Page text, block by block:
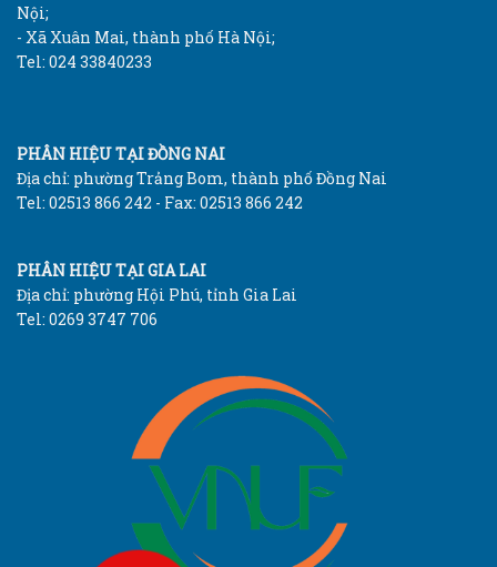
Nội;
- Xã Xuân Mai, thành phố Hà Nội;
Tel: 024 33840233
PHÂN HIỆU TẠI ĐỒNG NAI
Địa chỉ: phường Trảng Bom, thành phố Đồng Nai
Tel: 02513 866 242 - Fax: 02513 866 242
PHÂN HIỆU TẠI GIA LAI
Địa chỉ: phường Hội Phú, tỉnh Gia Lai
Tel: 0269 3747 706